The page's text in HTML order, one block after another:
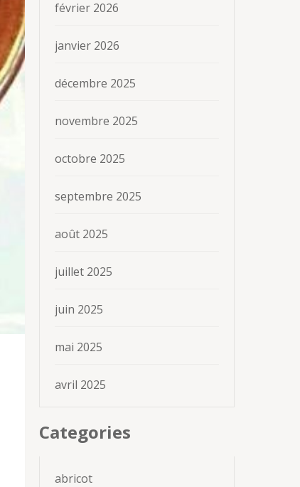
février 2026
janvier 2026
décembre 2025
novembre 2025
octobre 2025
septembre 2025
août 2025
juillet 2025
juin 2025
mai 2025
avril 2025
Categories
abricot